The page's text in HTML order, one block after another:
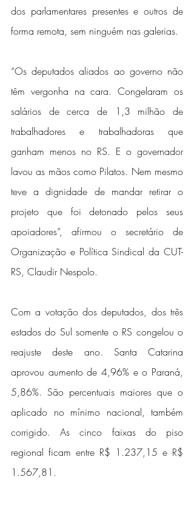
dos parlamentares presentes e outros de
forma remota, sem ninguém nas galerias.
“Os deputados aliados ao governo não
têm vergonha na cara. Congelaram os
salários de cerca de 1,3 milhão de
trabalhadores e trabalhadoras que
ganham menos no RS. E o governador
lavou as mãos como Pilatos. Nem mesmo
teve a dignidade de mandar retirar o
projeto que foi detonado pelos seus
apoiadores”, afirmou o secretário de
Organização e Política Sindical da CUT-
RS, Claudir Nespolo.
Com a votação dos deputados, dos três
estados do Sul somente o RS congelou o
reajuste deste ano. Santa Catarina
aprovou aumento de 4,96% e o Paraná,
5,86%. São percentuais maiores que o
aplicado no mínimo nacional, também
corrigido. As cinco faixas do piso
regional ficam entre R$ 1.237,15 e R$
1.567,81.